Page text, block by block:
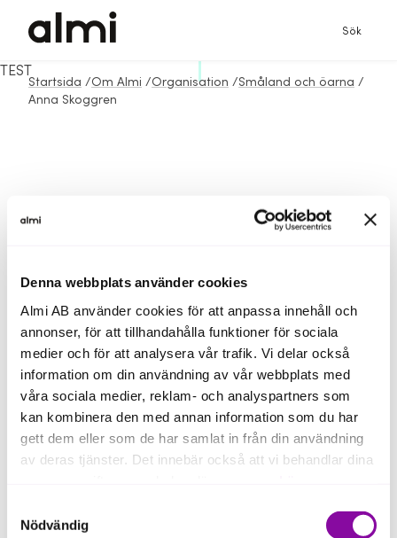
Denna webbplats använder cookies
Almi AB använder cookies för att anpassa innehåll och
annonser, för att tillhandahålla funktioner för sociala
medier och för att analysera vår trafik. Vi delar också
information om din användning av vår webbplats med
våra sociala medier, reklam- och analyspartners som
kan kombinera den med annan information som du har
gett dem eller som de har samlat in från din användning
av deras tjänster. Det innebär också att vi behandlar dina
Om du klickar på avvisa kommer användning av kakor
Nödvändig
Sök
Startsida /Om Almi /Organisation /Småland och öarna /
Anna Skoggren
TEST